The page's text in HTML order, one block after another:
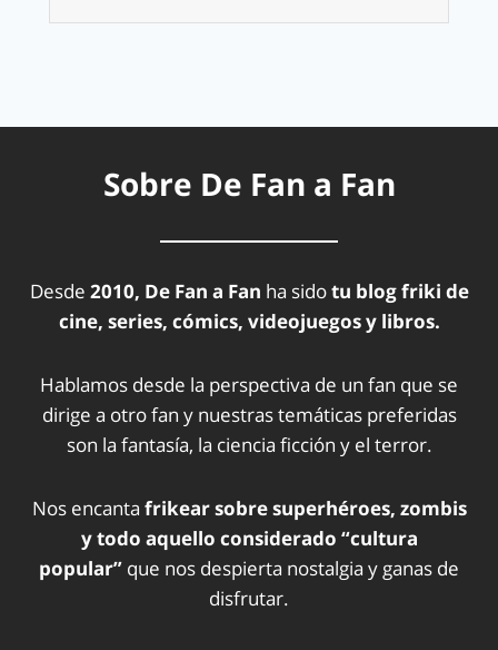
Sobre De Fan a Fan
Desde 2010, De Fan a Fan ha sidotu blog friki de
cine, series, cómics, videojuegos y libros.
Hablamos desde la perspectiva de un fan que se
dirige a otro fan y nuestras temáticas preferidas
son la fantasía, la ciencia ficción y el terror.
Nos encanta frikear sobre superhéroes, zombis
y todo aquello considerado “cultura
popular” que nos despierta nostalgia y ganas de
disfrutar.